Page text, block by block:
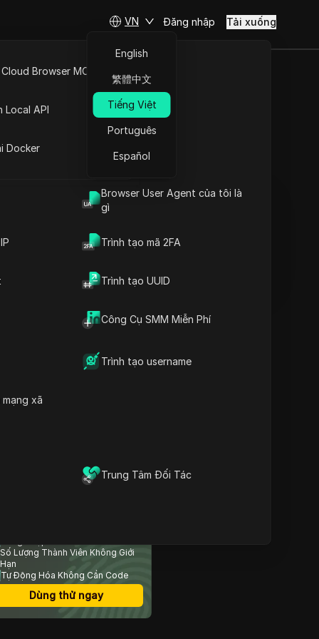
API Mở
Browser User Agent của tôi là
gì
Trình tạo mã 2FA
Trình tạo UUID
Công Cụ SMM Miễn Phí
Trình tạo username
xã
Trung Tâm Đối Tác
Browser MCP
Local API
Docker
VN
English
繁體中文
Tiếng Việt
Português
Español
Đăng nhập Tải xuống
đăng
Đặt câu hỏi
Mở trong ChatGPT
Đặt câu hỏi về trang này
Mở trong Claude
Các loại cookie
cookie
Cách xóa cookie của trình
Câu Hỏi Thường Gặp
Duyệt Chống Phát
Số Lượng Thành Viên Không Giới
Hạn
Tự Động Hóa Không Cần Code
Dùng thử ngay